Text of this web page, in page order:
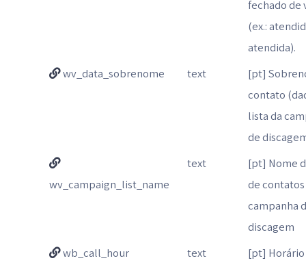
fechado de
(ex.:
atendida).
wv_data_sobrenome
text
[pt]
contato
lista da
de
wv_campaign_list_name
text
[pt] Nome
de
campanha
discagem
wb_call_hour
text
[pt]